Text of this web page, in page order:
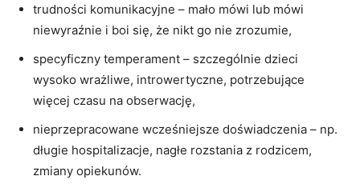
trudności komunikacyjne – mało mówi lub mówi
niewyraźnie i boi się, że nikt go nie zrozumie,
specyficzny temperament – szczególnie dzieci
wysoko wrażliwe, introwertyczne, potrzebujące
więcej czasu na obserwację,
nieprzepracowane wcześniejsze doświadczenia – np.
długie hospitalizacje, nagłe rozstania z rodzicem,
zmiany opiekunów.